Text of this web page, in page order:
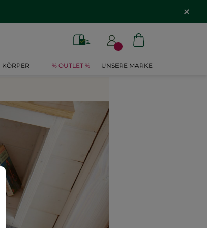
KÖRPER % OUTLET % UNSERE MARKE